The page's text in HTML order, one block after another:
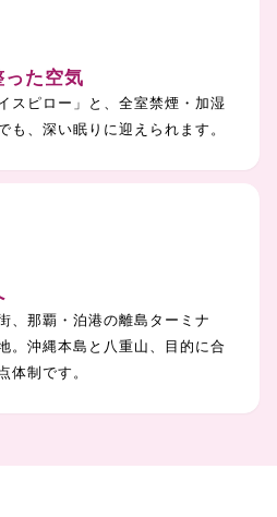
た空気
スピロー」と、全室禁煙・加湿
も、深い眠りに迎えられます。
、那覇・泊港の離島ターミナ
。沖縄本島と八重山、目的に合
体制です。